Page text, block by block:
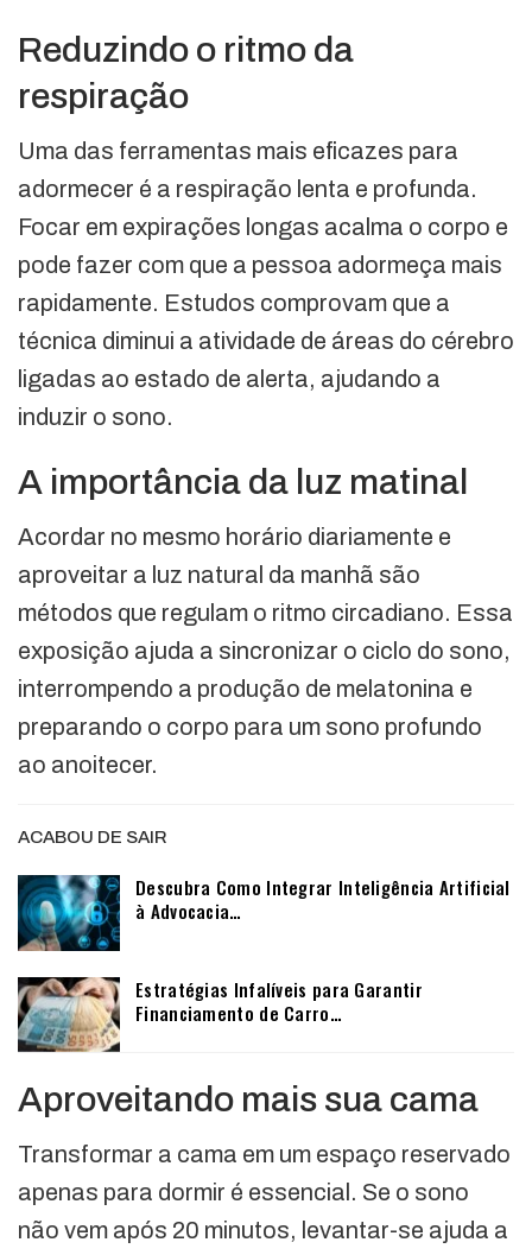
Reduzindo o ritmo da
respiração
Uma das ferramentas mais eficazes para
adormecer é a respiração lenta e profunda.
Focar em expirações longas acalma o corpo e
pode fazer com que a pessoa adormeça mais
rapidamente. Estudos comprovam que a
técnica diminui a atividade de áreas do cérebro
ligadas ao estado de alerta, ajudando a
induzir o sono.
A importância da luz matinal
Acordar no mesmo horário diariamente e
aproveitar a luz natural da manhã são
métodos que regulam o ritmo circadiano. Essa
exposição ajuda a sincronizar o ciclo do sono,
interrompendo a produção de melatonina e
preparando o corpo para um sono profundo
ao anoitecer.
ACABOU DE SAIR
Descubra Como Integrar Inteligência Artificial
à Advocacia…
Estratégias Infalíveis para Garantir
Financiamento de Carro…
Aproveitando mais sua cama
Transformar a cama em um espaço reservado
apenas para dormir é essencial. Se o sono
não vem após 20 minutos, levantar-se ajuda a